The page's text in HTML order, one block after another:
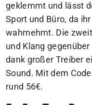
geklemmt und lässt
Sport und Büro, da
wahrnehmt. Die
und Klang
dank großer Treiber
Sound. Mit dem Code
rund 56€.